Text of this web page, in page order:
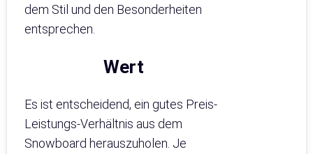
dem Stil und den Besonderheiten
entsprechen.
Wert
Es ist entscheidend, ein gutes Preis-
Leistungs-Verhältnis aus dem
Snowboard herauszuholen. Je